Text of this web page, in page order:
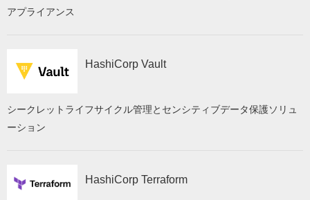
アプライアンス
HashiCorp Vault
シークレットライフサイクル管理とセンシティブデータ保護ソリュ
ーション
HashiCorp Terraform